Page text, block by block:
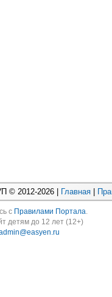
© 2012-2026 | Главная
с Правилами Портала.
детям до 12 лет (12+)